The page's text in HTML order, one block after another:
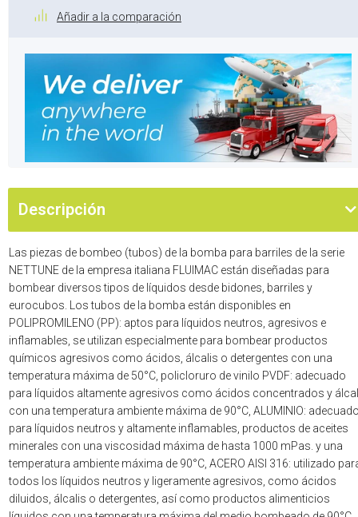
Añadir a la comparación
Descripción
Las piezas de bombeo (tubos) de la bomba para barriles de la serie
NETTUNE de la empresa italiana FLUIMAC están diseñadas para
bombear diversos tipos de líquidos desde bidones, barriles y
eurocubos. Los tubos de la bomba están disponibles en
POLIPROMILENO (PP): aptos para líquidos neutros, agresivos e
inflamables, se utilizan especialmente para bombear productos
químicos agresivos como ácidos, álcalis o detergentes con una
temperatura máxima de 50°C, policloruro de vinilo PVDF: adecuado
para líquidos altamente agresivos como ácidos concentrados y
con una temperatura ambiente máxima de 90°C, ALUMINIO:
para líquidos neutros y altamente inflamables, productos de aceites
minerales con una viscosidad máxima de hasta 1000 mPas. y una
temperatura ambiente máxima de 90°C, ACERO AISI 316: utilizado
todos los líquidos neutros y ligeramente agresivos, como ácidos
diluidos, álcalis o detergentes, así como productos alimenticios